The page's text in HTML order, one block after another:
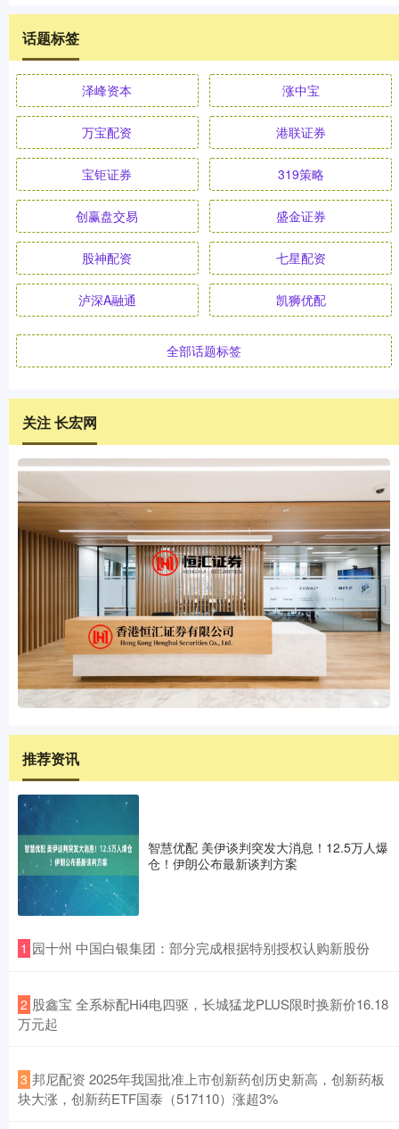
话题标签
泽峰资本 涨中宝
万宝配资 港联证券
宝钜证券 319策略
创赢盘交易 盛金证券
股神配资 七星配资
泸深A融通 凯狮优配
全部话题标签
关注 长宏网
推荐资讯
智慧优配 美伊谈判突发大消息！12.5万人爆
仓！伊朗公布最新谈判方案
1 ​园十州 中国白银集团：部分完成根据特别授权认购新股份
2 ​股鑫宝 全系标配Hi4电四驱，长城猛龙PLUS限时换新价16.18
万元起
3 ​邦尼配资 2025年我国批准上市创新药创历史新高，创新药板
块大涨，创新药ETF国泰（517110）涨超3%